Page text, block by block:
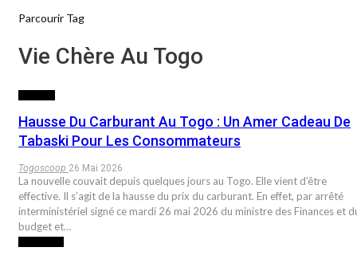
Parcourir Tag
Vie Chère Au Togo
Hausse Du Carburant Au Togo : Un Amer Cadeau De
Tabaski Pour Les Consommateurs
Togoscoop 26 Mai 2026
La nouvelle couvait depuis quelques jours au Togo. Elle vient d’être
effective. Il s’agit de la hausse du prix du carburant. En effet, par arrêté
interministériel signé ce mardi 26 mai 2026 du ministre des Finances et
budget et…